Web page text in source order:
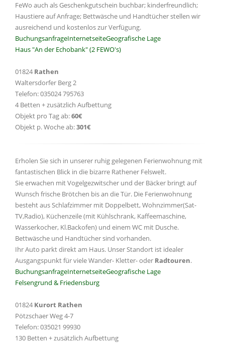
FeWo auch als Geschenkgutschein buchbar; kinderfreundlich;
Haustiere auf Anfrage; Bettwäsche und Handtücher stellen wir
ausreichend und kostenlos zur Verfügung.
BuchungsanfrageInternetseiteGeografische Lage
Haus "An der Echobank" (2 FEWO's)
01824 Rathen
Waltersdorfer Berg 2
Telefon: 035024 795763
4 Betten + zusätzlich Aufbettung
Objekt pro Tag ab:60€
Objekt p. Woche ab:301€
Erholen Sie sich in unserer ruhig gelegenen Ferienwohnung mit
fantastischen Blick in die bizarre Rathener Felswelt.
Sie erwachen mit Vogelgezwitscher und der Bäcker bringt auf
Wunsch frische Brötchen bis an die Tür. Die Ferienwohnung
besteht aus Schlafzimmer mit Doppelbett, Wohnzimmer(Sat-
TV,Radio), Küchenzeile (mit Kühlschrank, Kaffeemaschine,
Wasserkocher, Kl.Backofen) und einem WC mit Dusche.
Bettwäsche und Handtücher sind vorhanden.
Ihr Auto parkt direkt am Haus. Unser Standort ist idealer
Ausgangspunkt für viele Wander- Kletter- oder Radtouren.
BuchungsanfrageInternetseiteGeografische Lage
Felsengrund & Friedensburg
01824 Kurort Rathen
Pötzschaer Weg 4-7
Telefon: 035021 99930
130 Betten + zusätzlich Aufbettung